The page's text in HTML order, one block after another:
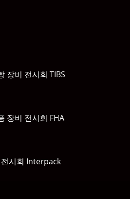
장비 전시회 TIBS
장비 전시회 FHA
시회 Interpack